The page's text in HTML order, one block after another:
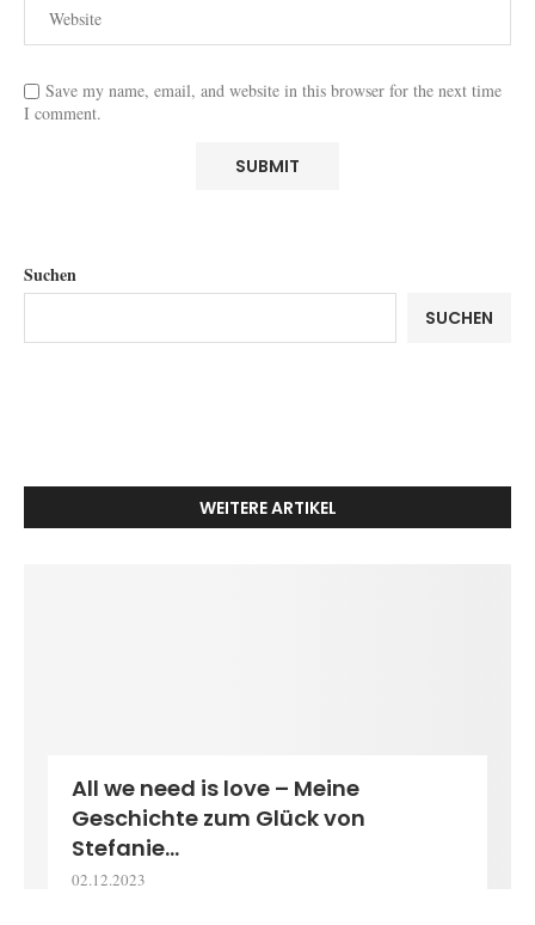
Save my name, email, and website in this browser for the next time
I comment.
Suchen
SUCHEN
WEITERE ARTIKEL
All we need is love – Meine
Geschichte zum Glück von
Stefanie...
02.12.2023